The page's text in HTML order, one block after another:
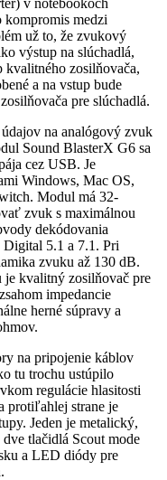
kompromis medzi
už to, že zvukový
výstup na slúchadlá,
kvalitného zosilňovača,
a na vstup bude
pre slúchadlá.
na analógový zvuk
Sound BlasterX G6 sa
cez USB. Je
Windows, Mac OS,
Modul má 32-
zvuk s maximálnou
dekódovania
5.1 a 7.1. Pri
zvuku až 130 dB.
kvalitný zosilňovač pre
impedancie
herné súpravy a
na pripojenie káblov
tu trochu ustúpilo
regulácie hlasitosti
protiľahlej strane je
Jeden je metalický,
tlačidlá Scout mode
a LED diódy pre